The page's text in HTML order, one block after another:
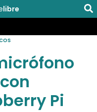
libre
Pi